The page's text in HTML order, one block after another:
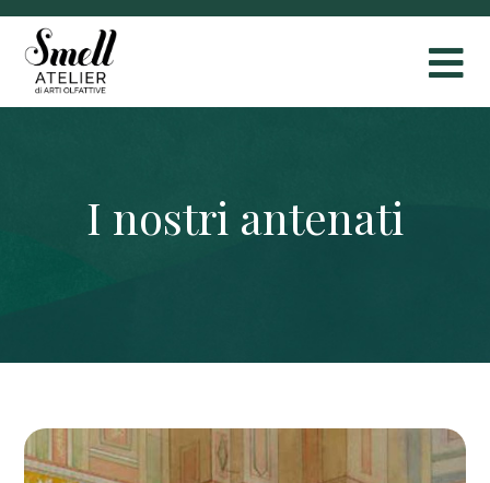
I nostri antenati